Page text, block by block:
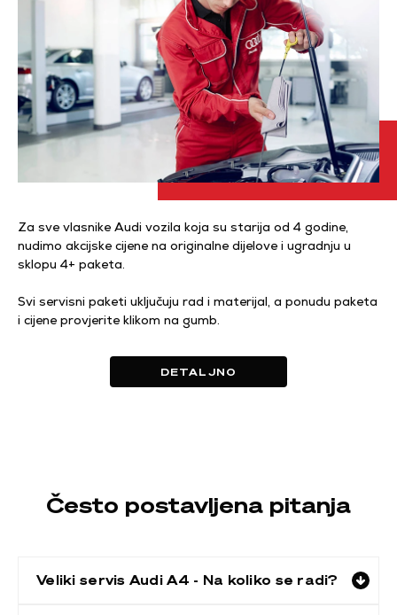
Za sve vlasnike Audi vozila koja su starija od 4 godine,
nudimo akcijske cijene na originalne dijelove i ugradnju u
sklopu 4+ paketa.
Svi servisni paketi uključuju rad i materijal, a ponudu paketa
i cijene provjerite klikom na gumb.
DETALJNO
Često postavljena pitanja
Veliki servis Audi A4 - Na koliko se radi?